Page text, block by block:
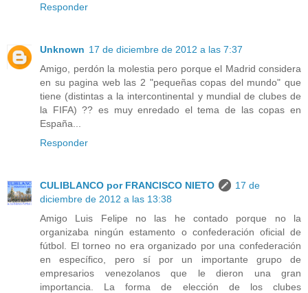
Responder
Unknown 17 de diciembre de 2012 a las 7:37
Amigo, perdón la molestia pero porque el Madrid considera
en su pagina web las 2 "pequeñas copas del mundo" que
tiene (distintas a la intercontinental y mundial de clubes de
la FIFA) ?? es muy enredado el tema de las copas en
España...
Responder
CULIBLANCO por FRANCISCO NIETO
17 de
diciembre de 2012 a las 13:38
Amigo Luis Felipe no las he contado porque no la
organizaba ningún estamento o confederación oficial de
fútbol. El torneo no era organizado por una confederación
en específico, pero sí por un importante grupo de
empresarios venezolanos que le dieron una gran
importancia. La forma de elección de los clubes